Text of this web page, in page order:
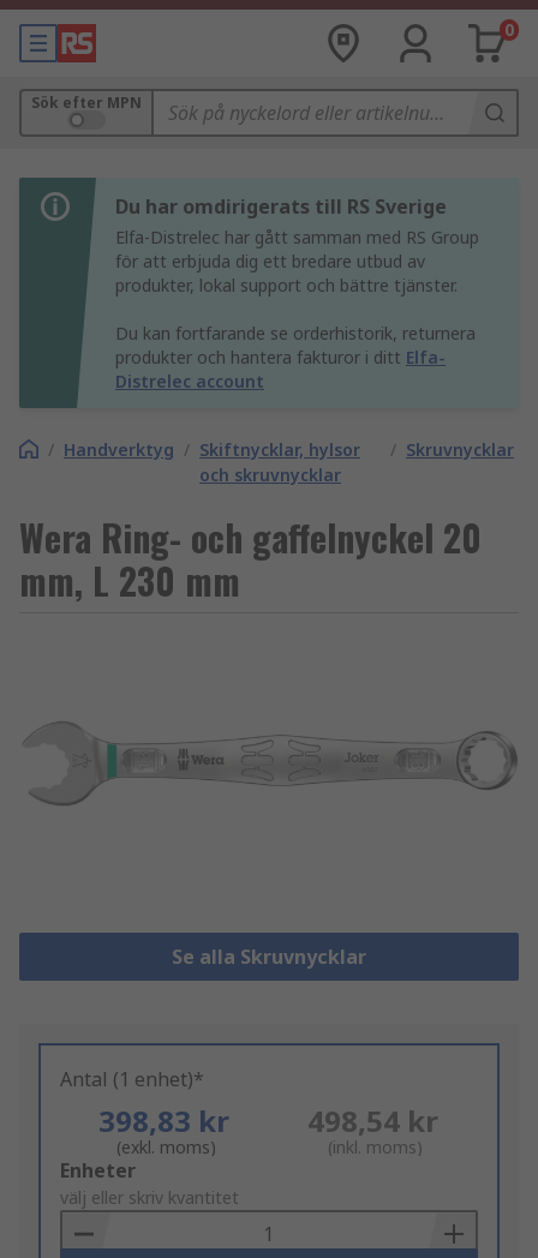
0
Sök efter MPN
Du har omdirigerats till RS Sverige
Elfa-Distrelec har gått samman med RS Group
för att erbjuda dig ett bredare utbud av
produkter, lokal support och bättre tjänster.
Du kan fortfarande se orderhistorik, returnera
produkter och hantera fakturor i ditt Elfa-
Distrelec account
/ Handverktyg / Skiftnycklar, hylsor
och skruvnycklar
/ Skruvnycklar
Wera Ring- och gaffelnyckel 20
mm, L 230 mm
Se alla Skruvnycklar
Antal (1 enhet)*
398,83 kr
(exkl. moms)
498,54 kr
(inkl. moms)
Add
to
Basket
Enheter
välj eller skriv kvantitet